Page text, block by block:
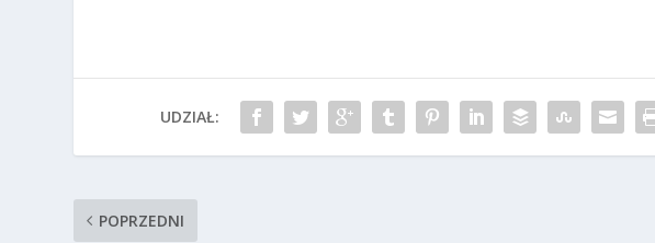
UDZIAŁ:
POPRZEDNI